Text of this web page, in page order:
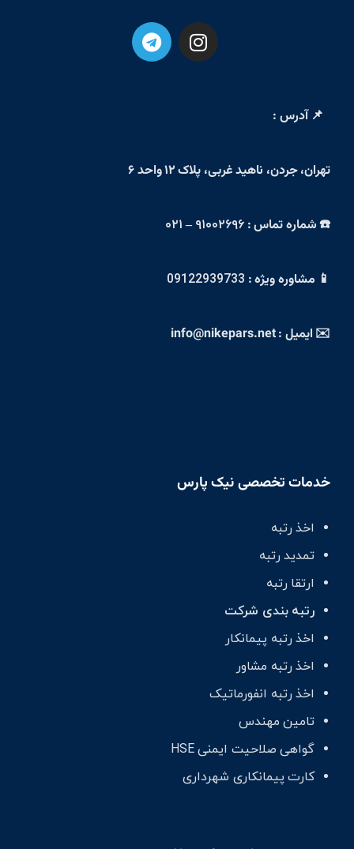
📌 آدرس :
تهران، جردن، ناهید غربی، پلاک ۱۲ واحد ۶
☎️ شماره تماس : ۹۱۰۰۲۶۹۶ – ۰۲۱
📱 مشاوره ویژه : 09122939733
✉️ ایمیل : info@nikepars.net
خدمات تخصصی نیک پارس
اخذ رتبه
تمدید رتبه
ارتقا رتبه
رتبه بندی شرکت
اخذ رتبه پیمانکار
اخذ رتبه مشاور
اخذ رتبه انفورماتیک
تامین مهندس
گواهی صلاحیت ایمنی HSE
کارت پیمانکاری شهرداری